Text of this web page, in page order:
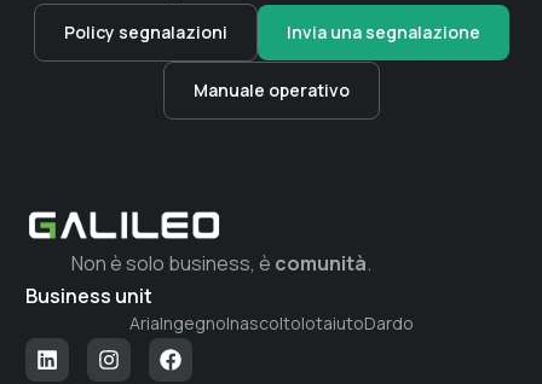
Policy segnalazioni Invia una segnalazione
Manuale operativo
Non è solo business, è comunità.
Business unit
AriaIngegnoInascoltoIotaiutoDardo